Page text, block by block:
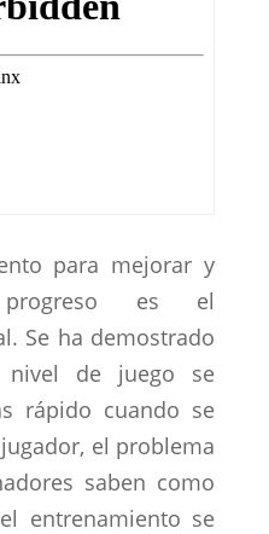
para mejorar y
es el
Se ha demostrado
de juego se
rápido cuando se
el problema
saben como
entrenamiento se